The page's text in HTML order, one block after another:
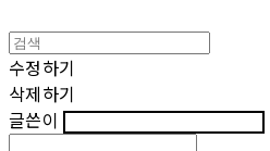
수정하기
삭제하기
글쓴이